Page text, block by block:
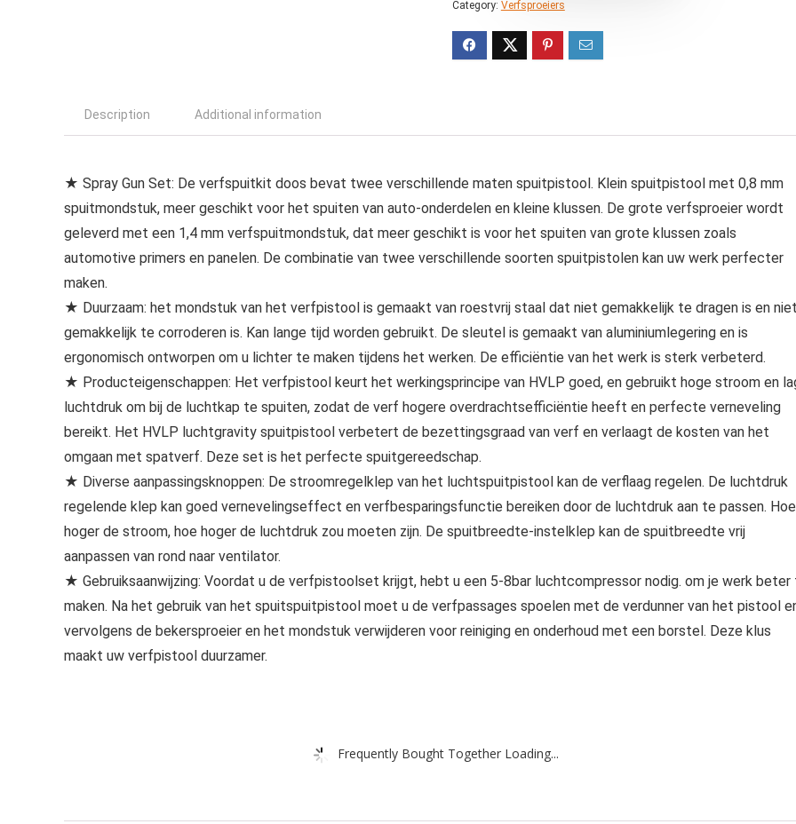
Category: Verfsproeiers
Description Additional information
★ Spray Gun Set: De verfspuitkit doos bevat twee verschillende maten spuitpistool. Klein spuitpistool met 0,8 mm
spuitmondstuk, meer geschikt voor het spuiten van auto-onderdelen en kleine klussen. De grote verfsproeier wordt
geleverd met een 1,4 mm verfspuitmondstuk, dat meer geschikt is voor het spuiten van grote klussen zoals
automotive primers en panelen. De combinatie van twee verschillende soorten spuitpistolen kan uw werk perfecter
maken.
★ Duurzaam: het mondstuk van het verfpistool is gemaakt van roestvrij staal dat niet gemakkelijk te dragen is en
gemakkelijk te corroderen is. Kan lange tijd worden gebruikt. De sleutel is gemaakt van aluminiumlegering en is
ergonomisch ontworpen om u lichter te maken tijdens het werken. De efficiëntie van het werk is sterk verbeterd.
★ Producteigenschappen: Het verfpistool keurt het werkingsprincipe van HVLP goed, en gebruikt hoge stroom en
luchtdruk om bij de luchtkap te spuiten, zodat de verf hogere overdrachtsefficiëntie heeft en perfecte verneveling
bereikt. Het HVLP luchtgravity spuitpistool verbetert de bezettingsgraad van verf en verlaagt de kosten van het
omgaan met spatverf. Deze set is het perfecte spuitgereedschap.
★ Diverse aanpassingsknoppen: De stroomregelklep van het luchtspuitpistool kan de verflaag regelen. De luchtdruk
regelende klep kan goed vernevelingseffect en verfbesparingsfunctie bereiken door de luchtdruk aan te passen. Hoe
hoger de stroom, hoe hoger de luchtdruk zou moeten zijn. De spuitbreedte-instelklep kan de spuitbreedte vrij
aanpassen van rond naar ventilator.
★ Gebruiksaanwijzing: Voordat u de verfpistoolset krijgt, hebt u een 5-8bar luchtcompressor nodig. om je werk beter
maken. Na het gebruik van het spuitspuitpistool moet u de verfpassages spoelen met de verdunner van het pistool
vervolgens de bekersproeier en het mondstuk verwijderen voor reiniging en onderhoud met een borstel. Deze klus
maakt uw verfpistool duurzamer.
Frequently Bought Together Loading...